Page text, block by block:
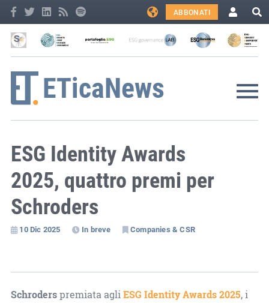
ABBONATI
ESG Identity Awards
2025, quattro premi per
Schroders
10 Dic 2025 In breve Companies & CSR
Schroderspremiata agliESG Identity Awards 2025, i